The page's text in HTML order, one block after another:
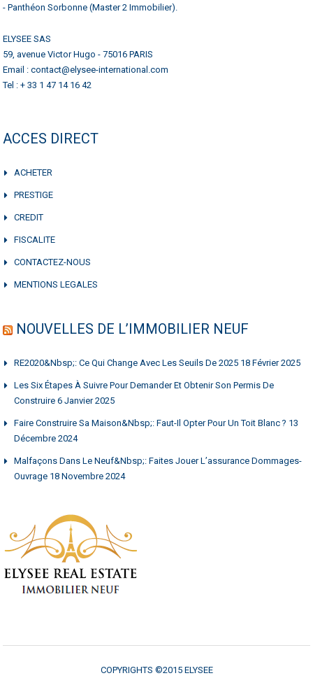
- Panthéon Sorbonne (Master 2 Immobilier).
ELYSEE SAS
59, avenue Victor Hugo - 75016 PARIS
Email : contact@elysee-international.com
Tel : + 33 1 47 14 16 42
ACCES DIRECT
ACHETER
PRESTIGE
CREDIT
FISCALITE
CONTACTEZ-NOUS
MENTIONS LEGALES
NOUVELLES DE L’IMMOBILIER NEUF
RE2020&nbsp;: Ce Qui Change Avec Les Seuils De 2025 18 Février 2025
Les Six Étapes À Suivre Pour Demander Et Obtenir Son Permis De
Construire 6 Janvier 2025
Faire Construire Sa Maison&nbsp;: Faut-Il Opter Pour Un Toit Blanc ? 13
Décembre 2024
Malfaçons Dans Le Neuf&nbsp;: Faites Jouer L’assurance Dommages-
Ouvrage 18 Novembre 2024
COPYRIGHTS ©2015 ELYSEE